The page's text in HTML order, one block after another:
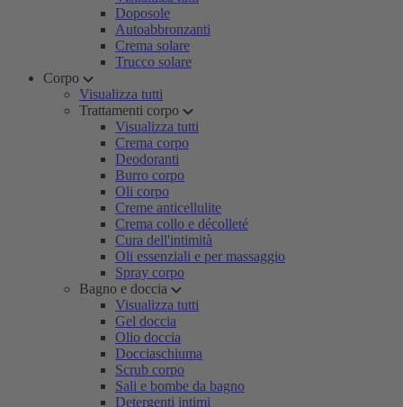
Doposole
Autoabbronzanti
Crema solare
Trucco solare
Corpo
Visualizza tutti
Trattamenti corpo
Visualizza tutti
Crema corpo
Deodoranti
Burro corpo
Oli corpo
Creme anticellulite
Crema collo e décolleté
Cura dell'intimità
Oli essenziali e per massaggio
Spray corpo
Bagno e doccia
Visualizza tutti
Gel doccia
Olio doccia
Docciaschiuma
Scrub corpo
Sali e bombe da bagno
Detergenti intimi